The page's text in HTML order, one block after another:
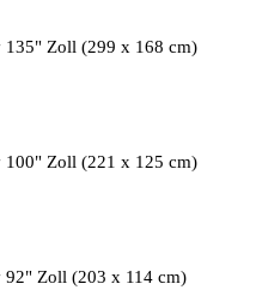
135" Zoll (299 x 168 cm)
100" Zoll (221 x 125 cm)
92" Zoll (203 x 114 cm)